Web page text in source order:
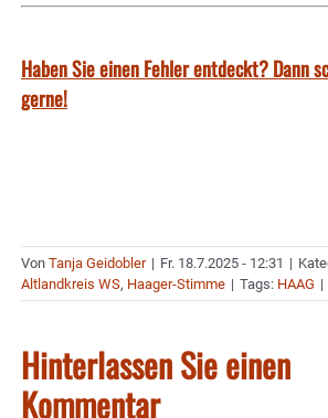
Haben Sie einen Fehler entdeckt? Dann
gerne!
Von Tanja Geidobler | Fr. 18.7.2025 - 12:31 |
Altlandkreis WS, Haager-Stimme | Tags: HAAG |
Hinterlassen Sie einen
Kommentar